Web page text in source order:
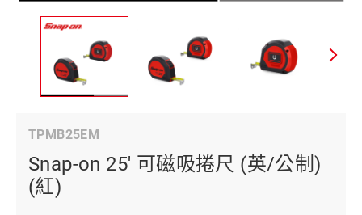
TPMB25EM
Snap-on 25' 可磁吸捲尺 (英/公制)
(紅)